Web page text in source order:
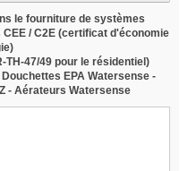
le fourniture de systèmes
/ C2E (certificat d'économie
TH-47/49 pour le résidentiel)
EPA Watersense -
- Aérateurs Watersense